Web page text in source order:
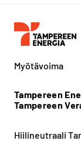
Myötävoima
Tampereen
Tampereen
Hiilineutraali